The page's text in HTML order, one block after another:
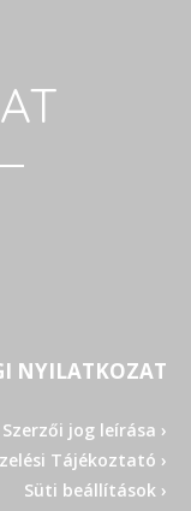
NYILATKOZAT
Szerzői jog leírása ›
Tájékoztató ›
Süti beállítások ›